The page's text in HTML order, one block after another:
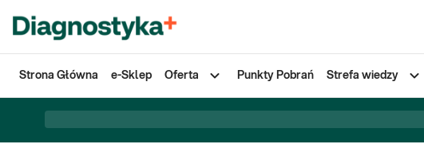
Strona Główna e-Sklep Oferta Punkty Pobrań Strefa wiedzy